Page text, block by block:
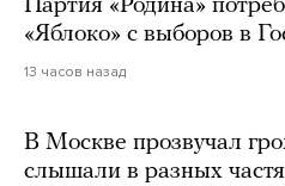
Партия «Родина»
«Яблоко» с выборов в
13 часов назад
В Москве прозвучал
слышали в разных